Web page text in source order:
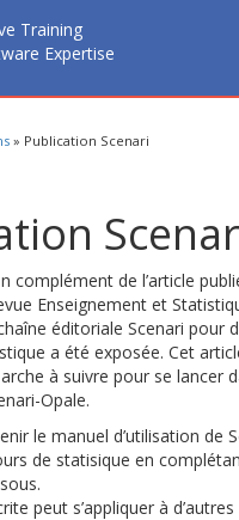
Training
Expertise
» Publication Scenari
complément de l’article
Enseignement et
éditoriale Scenari pour
a été exposée. Cet
à suivre pour se lancer
Opale.
le manuel d’utilisation de
de statisique en
peut s’appliquer à d’autres